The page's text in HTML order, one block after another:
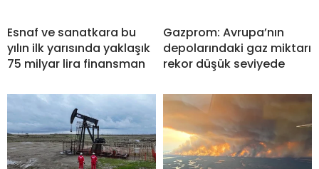
Esnaf ve sanatkara bu
yılın ilk yarısında yaklaşık
75 milyar lira finansman
Gazprom: Avrupa’nın
depolarındaki gaz miktarı
rekor düşük seviyede